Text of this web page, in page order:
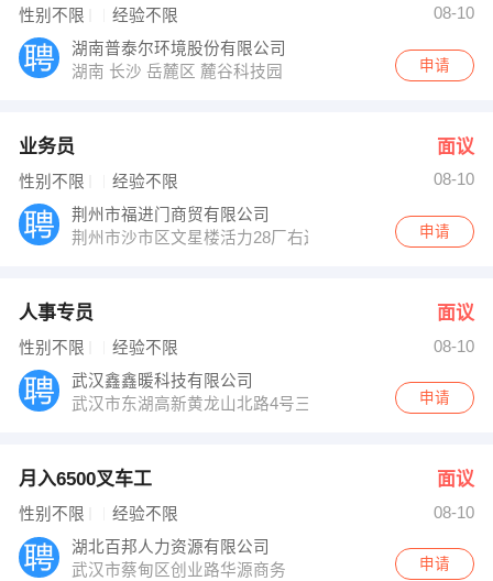
性别不限 经验不限
08-10
湖南普泰尔环境股份有限公司
湖南 长沙 岳麓区 麓谷科技园
申请
业务员 面议
性别不限 经验不限
08-10
荆州市福进门商贸有限公司
荆州市沙市区文星楼活力28厂右边院内
申请
人事专员 面议
性别不限 经验不限
08-10
武汉鑫鑫暖科技有限公司
武汉市东湖高新黄龙山北路4号三工光电工业园
申请
月入6500叉车工 面议
性别不限 经验不限
08-10
湖北百邦人力资源有限公司
武汉市蔡甸区创业路华源商务
申请